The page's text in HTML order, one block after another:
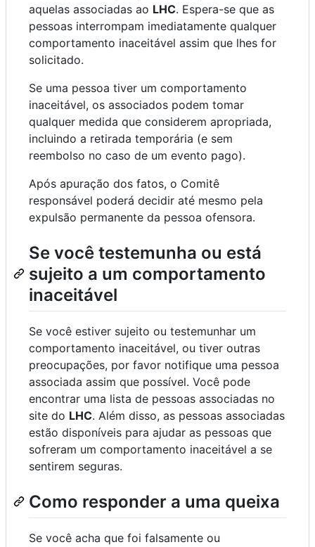
aquelas associadas ao LHC. Espera-se que as
pessoas interrompam imediatamente qualquer
comportamento inaceitável assim que lhes for
solicitado.
Se uma pessoa tiver um comportamento
inaceitável, os associados podem tomar
qualquer medida que considerem apropriada,
incluindo a retirada temporária (e sem
reembolso no caso de um evento pago).
Após apuração dos fatos, o Comitê
responsável poderá decidir até mesmo pela
expulsão permanente da pessoa ofensora.
Se você testemunha ou está
sujeito a um comportamento
inaceitável
Se você estiver sujeito ou testemunhar um
comportamento inaceitável, ou tiver outras
preocupações, por favor notifique uma pessoa
associada assim que possível. Você pode
encontrar uma lista de pessoas associadas no
site do LHC. Além disso, as pessoas associadas
estão disponíveis para ajudar as pessoas que
sofreram um comportamento inaceitável a se
sentirem seguras.
Como responder a uma queixa
Se você acha que foi falsamente ou